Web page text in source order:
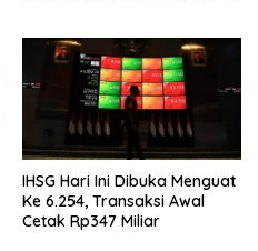
IHSG Hari Ini Dibuka Menguat
Ke 6.254, Transaksi Awal
Cetak Rp347 Miliar